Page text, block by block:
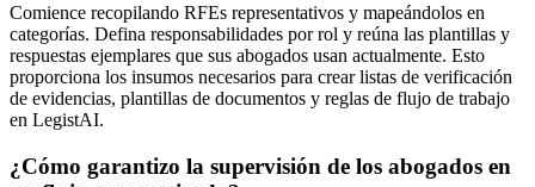
Comience recopilando RFEs representativos y mapeándolos en
categorías. Defina responsabilidades por rol y reúna las plantillas y
respuestas ejemplares que sus abogados usan actualmente. Esto
proporciona los insumos necesarios para crear listas de verificación
de evidencias, plantillas de documentos y reglas de flujo de trabajo
en LegistAI.
¿Cómo garantizo la supervisión de los abogados en